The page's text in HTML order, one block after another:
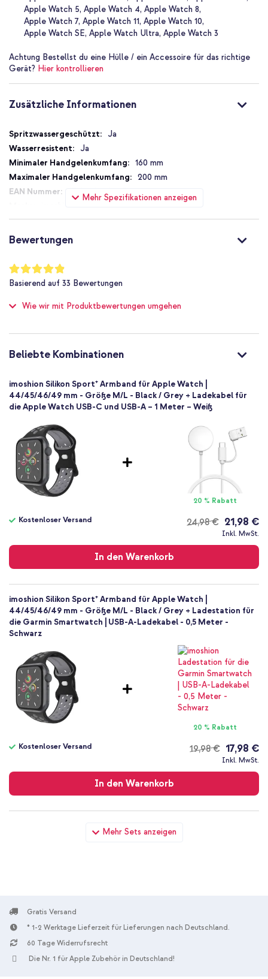
Wasserfest und sofort trocken: perfekt zum Schwimmen
Geeignet für Apple Watch Series 1-9, SE und Ultra
Ein imoshion Produkt
Mit 1 Jahr Garantie
Suchst du ein Silikonarmband für jeden Anlass? Oder mehrere für
imoshion Sport⁺ Armband.
Apple Watch 5 Apple Watch 4 Apple Watch 8
Apple Watch 7 Apple Watch 11 Apple Watch 10
Apple Watch SE Apple Watch Ultra Apple Watch 3
Achtung Bestellst du eine Hülle / ein Accessoire für das richtige
Gerät? Hier kontrollieren
Zusätzliche Informationen
Mehr Spezifikationen anzeigen
Zusätzliche
Informationen
Ja
Ja
160 mm
200 mm
8718949999447
1006285
Schwarz
Silikon und TPU (weich)
Smartwatch-Armbänder
Keine
Bewertungen
Bewertung:
97
%
of
Basierend auf 33 Bewertungen
Wie wir mit Produktbewertungen umgehen
Beliebte Kombinationen
Mehr Sets anzeigen
imoshion Silikon Sport⁺ Armband für Apple Watch |
44/45/46/49 mm - Größe M/L - Black / Grey + Ladekabel für
die Apple Watch USB-C und USB-A – 1 Meter – Weiß
20 % Rabatt
24,98 €
Kostenloser Versand 21,98 €
Inkl. MwSt.
In den Warenkorb
Versand
imoshion Silikon Sport⁺ Armband für Apple Watch |
44/45/46/49 mm - Größe M/L - Black / Grey + Ladestation für
die Garmin Smartwatch | USB-A-Ladekabel - 0,5 Meter -
Schwarz
20 % Rabatt
19,98 €
Kostenloser Versand 17,98 €
Inkl. MwSt.
In den Warenkorb
Versand
imoshion Silikon Sport⁺ Armband für Apple Watch |
44/45/46/49 mm - Größe M/L - Black / Grey + Wandladegerät
Gratis Versand
* 1-2 Werktage Lieferzeit für Lieferungen nach Deutschland.
60 Tage Widerrufsrecht
Die Nr. 1 für Apple Zubehör in Deutschland!